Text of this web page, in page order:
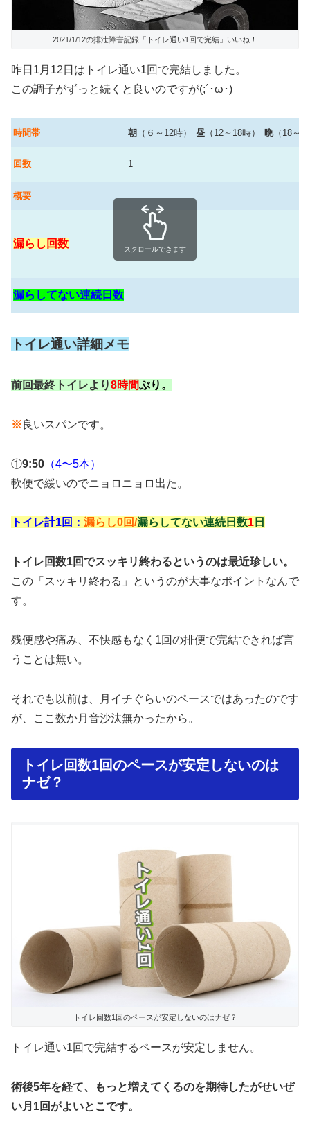
2021/1/12の排泄障害記録「トイレ通い1回で完結」いいね！
昨日1月12日はトイレ通い1回で完結しました。
この調子がずっと続くと良いのですが(;´･ω･)
時間帯 朝 （６～12時） 昼 （12～18時） 晩（18～
回数 1
概要
漏らし回数
漏らしてない連続日数
スクロールできます
トイレ通い詳細メモ
前回最終トイレより8時間ぶり。
※良いスパンです。
①9:50 （4〜5本）
軟便で緩いのでニョロニョロ出た。
トイレ計1回： 漏らし0回/漏らしてない連続日数1 日
トイレ回数1回でスッキリ終わるというのは最近珍しい。
この「スッキリ終わる」というのが大事なポイントなんで
す。
残便感や痛み、不快感もなく1回の排便で完結できれば言
うことは無い。
それでも以前は、月イチぐらいのペースではあったのです
が、ここ数か月音沙汰無かったから。
トイレ回数1回のペースが安定しないのは
ナゼ？
トイレ回数1回のペースが安定しないのはナゼ？
トイレ通い1回で完結するペースが安定しません。
術後5年を経て、もっと増えてくるのを期待したがせいぜ
い月1回がよいとこです。